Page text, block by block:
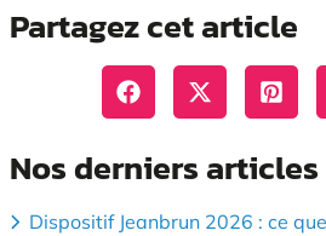
Partagez cet article
Nos derniers articles
Dispositif Jeanbrun 2026 : ce